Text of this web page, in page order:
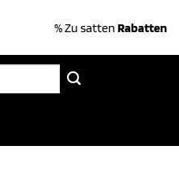
% Zu satten Rabatten